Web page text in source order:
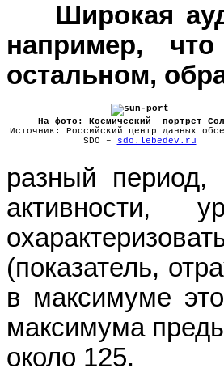
Широкая
например,
остальном,
На фото: Космический портрет
Источник: Российский центр данных
SDO –
sdo.lebedev.ru
разный
активности,
(показатель,
в максимуме
максимума
около 125.